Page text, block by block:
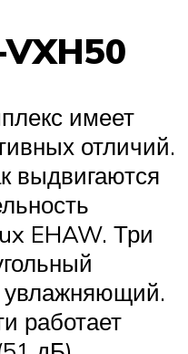
имеет
отличий.
выдвигаются
EHAW. Три
увлажняющий.
работает